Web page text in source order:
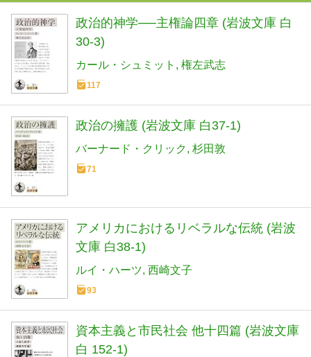
政治的神学──主権論四章 (岩波文庫 白
30-3)
カール・シュミット 権左武志
117
政治の擁護 (岩波文庫 白37-1)
バーナード・クリック 杉田敦
71
アメリカにおけるリベラルな伝統 (岩波
文庫 白38-1)
ルイ・ハーツ 西崎文子
93
資本主義と市民社会 他十四篇 (岩波文庫
白 152-1)